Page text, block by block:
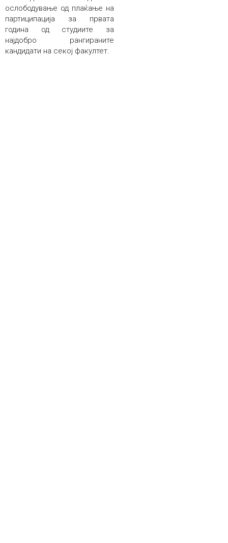
ослободување од плаќање на
партиципација за првата
година од студиите за
најдобро рангираните
кандидати на секој факултет.